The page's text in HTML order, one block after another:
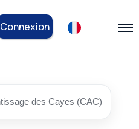
Connexion